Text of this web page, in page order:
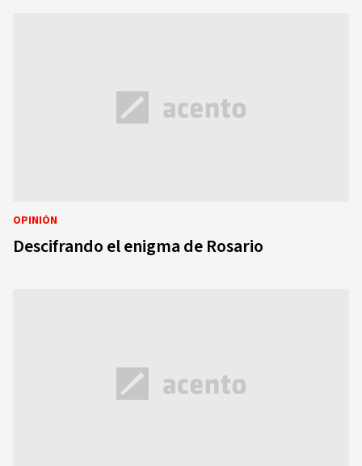
OPINIÓN
Descifrando el enigma de Rosario